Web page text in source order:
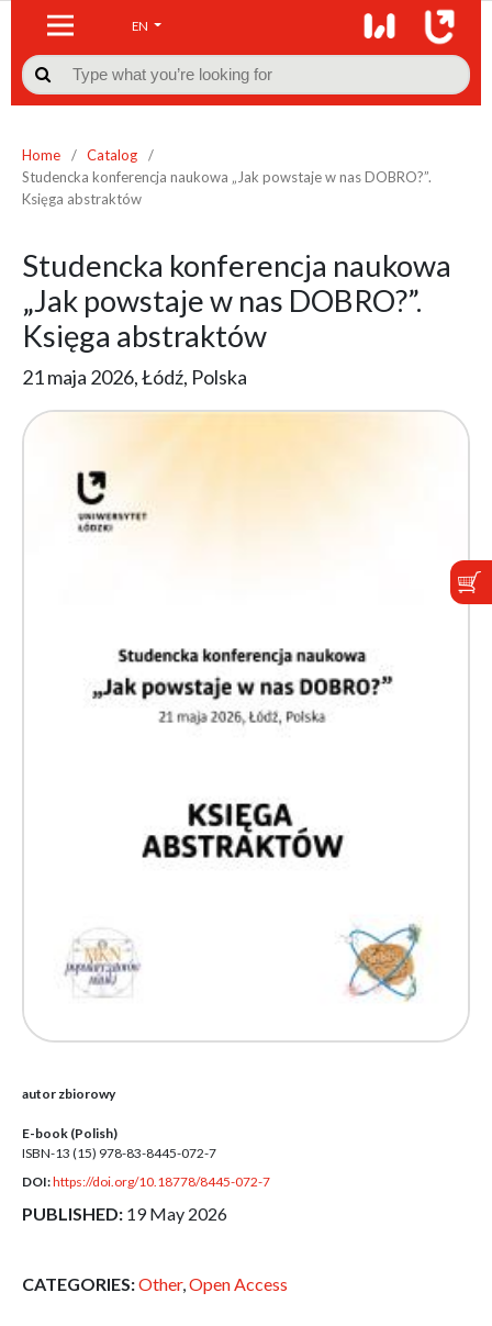
EN

Home / Catalog
/
Studencka konferencja naukowa „Jak powstaje w nas DOBRO?”.
Księga abstraktów
Studencka konferencja naukowa
„Jak powstaje w nas DOBRO?”.
Księga abstraktów
21 maja 2026, Łódź, Polska
autor zbiorowy
E-book (Polish)
ISBN-13 (15) 978-83-8445-072-7
DOI:https://doi.org/10.18778/8445-072-7
PUBLISHED: 19 May 2026
CATEGORIES:Other,Open Access